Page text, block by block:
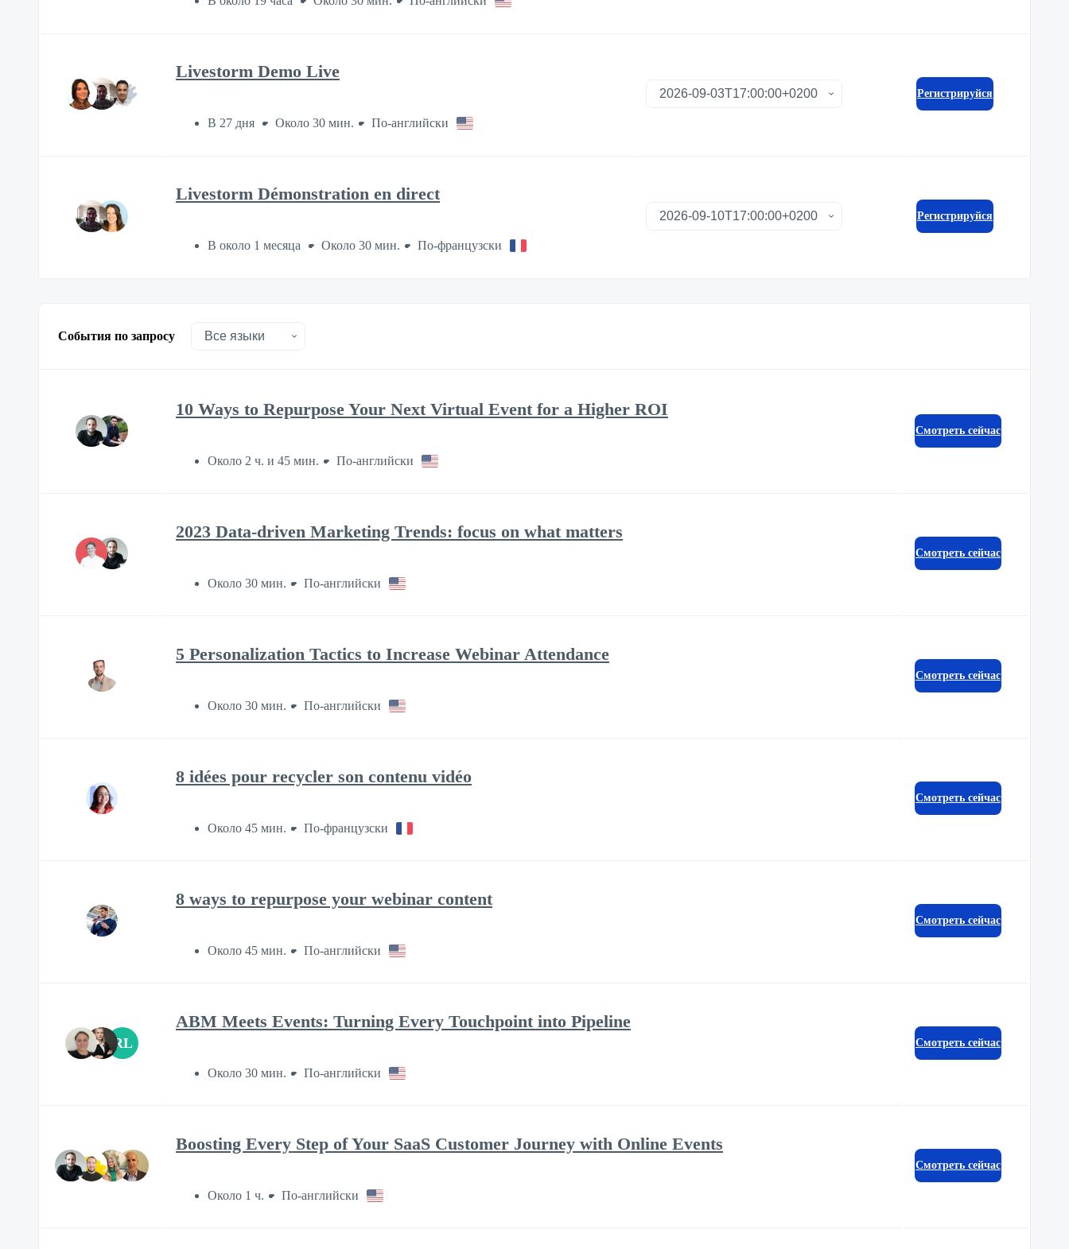
Livestorm Demo Live
В 27 дня Около 30 мин. По-английски
Регистрируйся
Livestorm Démonstration en direct
В около 1 месяца Около 30 мин. По-французски
Регистрируйся
События по запросу
10 Ways to Repurpose Your Next Virtual Event for a Higher ROI
Около 2 ч. и 45 мин. По-английски
Смотреть сейчас
2023 Data-driven Marketing Trends: focus on what matters
Около 30 мин. По-английски
Смотреть сейчас
5 Personalization Tactics to Increase Webinar Attendance
Около 30 мин. По-английски
Смотреть сейчас
8 idées pour recycler son contenu vidéo
Около 45 мин. По-французски
Смотреть сейчас
8 ways to repurpose your webinar content
Около 45 мин. По-английски
Смотреть сейчас
RL
ABM Meets Events: Turning Every Touchpoint into Pipeline
Около 30 мин. По-английски
Смотреть сейчас
Boosting Every Step of Your SaaS Customer Journey with Online Events
Около 1 ч. По-английски
Смотреть сейчас